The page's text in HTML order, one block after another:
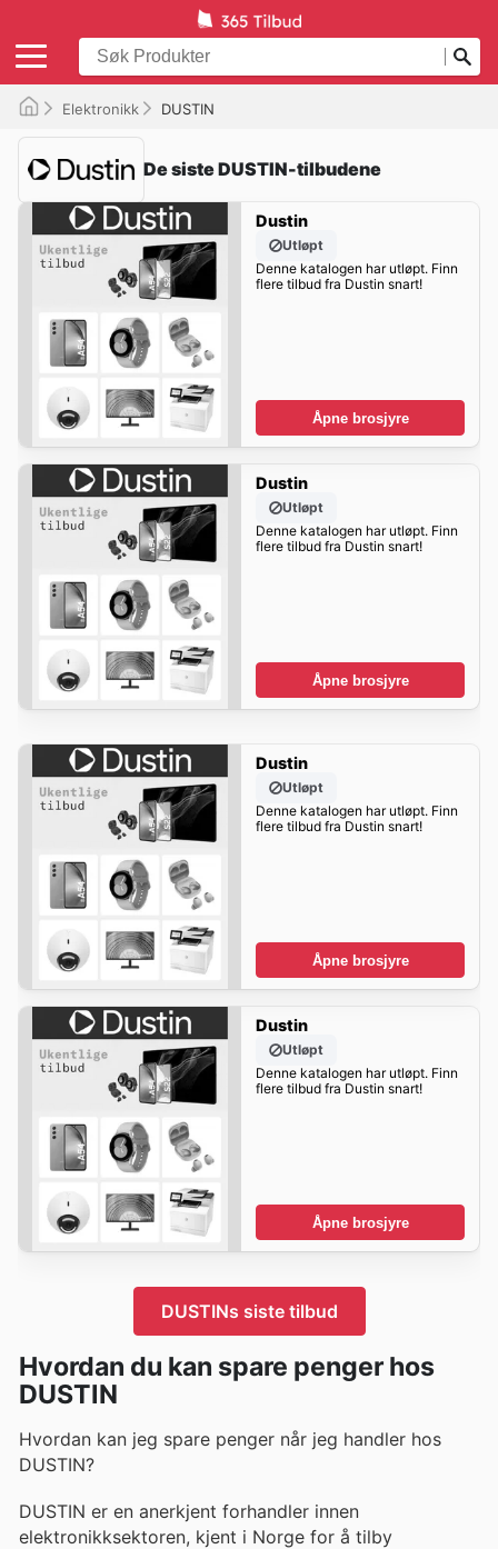
Elektronikk DUSTIN
De siste DUSTIN-tilbudene
Dustin
Utløpt
Denne katalogen har utløpt. Finn
flere tilbud fra Dustin snart!
Åpne brosjyre
Dustin
Utløpt
Denne katalogen har utløpt. Finn
flere tilbud fra Dustin snart!
Åpne brosjyre
Dustin
Utløpt
Denne katalogen har utløpt. Finn
flere tilbud fra Dustin snart!
Åpne brosjyre
Dustin
Utløpt
Denne katalogen har utløpt. Finn
flere tilbud fra Dustin snart!
Åpne brosjyre
DUSTINs siste tilbud
Hvordan du kan spare penger hos
DUSTIN
Hvordan kan jeg spare penger når jeg handler hos
DUSTIN?
DUSTIN er en anerkjent forhandler innen
elektronikksektoren, kjent i Norge for å tilby